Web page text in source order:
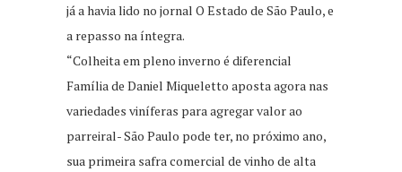
já a havia lido no jornal O Estado de São Paulo, e
a repasso na íntegra.
“Colheita em pleno inverno é diferencial
Família de Daniel Miqueletto aposta agora nas
variedades viníferas para agregar valor ao
parreiral- São Paulo pode ter, no próximo ano,
sua primeira safra comercial de vinho de alta